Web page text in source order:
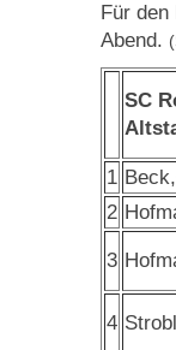
Für den
Abend.
SC
1
2
3
4